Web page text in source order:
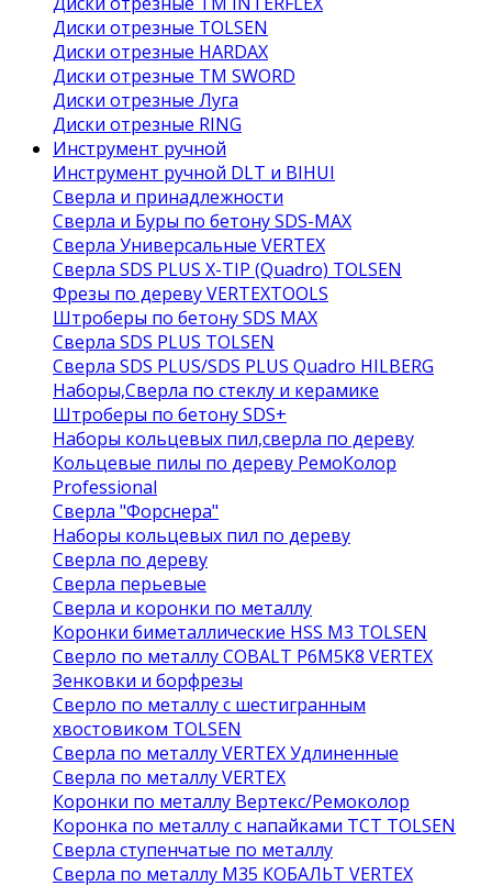
Диски отрезные TOLSEN
Диски отрезные HARDAX
Диски отрезные ТМ SWORD
Диски отрезные Луга
Диски отрезные RING
Инструмент ручной
Инструмент ручной DLT и BIHUI
Сверла и принадлежности
Сверла и Буры по бетону SDS-MAX
Сверла Универсальные VERTEX
Сверла SDS PLUS X-TIP (Quadro) TOLSEN
Фрезы по дереву VERTEXTOOLS
Штроберы по бетону SDS MAX
Сверла SDS PLUS TOLSEN
Сверла SDS PLUS/SDS PLUS Quadro HILBERG
Наборы,Сверла по стеклу и керамике
Штроберы по бетону SDS+
Наборы кольцевых пил,сверла по дереву
Кольцевые пилы по дереву РемоКолор
Professional
Сверла "Форснера"
Наборы кольцевых пил по дереву
Сверла по дереву
Сверла перьевые
Сверла и коронки по металлу
Коронки биметаллические HSS M3 TOLSEN
Сверло по металлу COBALT Р6М5К8 VERTEX
Зенковки и борфрезы
Сверло по металлу с шестигранным
хвостовиком TOLSEN
Сверла по металлу VERTEX Удлиненные
Сверла по металлу VERTEX
Коронки по металлу Вертекс/Ремоколор
Коронка по металлу с напайками TCT TOLSEN
Сверла ступенчатые по металлу
Сверла по металлу М35 КОБАЛЬТ VERTEX